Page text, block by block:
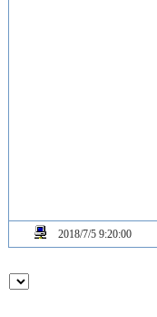
2018/7/5 9:20:00